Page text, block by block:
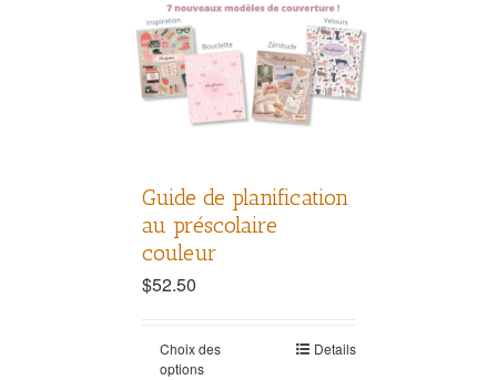
Guide de planification
au préscolaire
couleur
$52.50
Choix des
options
Details